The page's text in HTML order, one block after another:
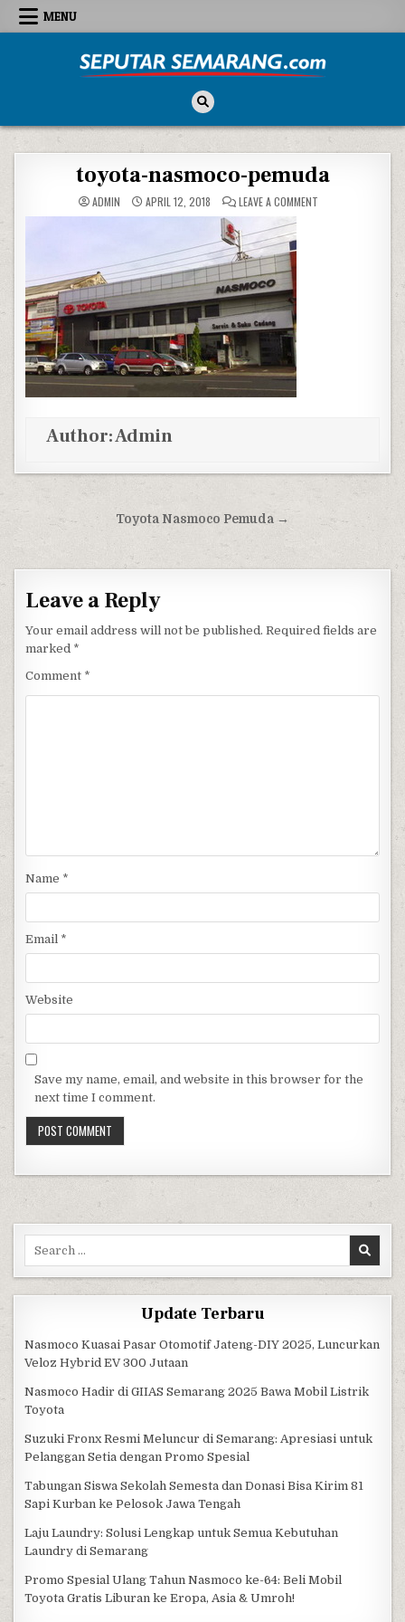
Skip to content
MENU
toyota-nasmoco-pemuda
ADMIN APRIL 12, 2018 LEAVE A COMMENTON TOYOTA-
Author:Admin
Post navigationToyota Nasmoco Pemuda →
Leave a Reply
Your email address will not be published. Required fields are
marked *
Comment *
Name *
Email *
Website
Save my name, email, and website in this browser for the
next time I comment.
Update Terbaru
Nasmoco Kuasai Pasar Otomotif Jateng-DIY 2025, Luncurkan
Veloz Hybrid EV 300 Jutaan
Nasmoco Hadir di GIIAS Semarang 2025 Bawa Mobil Listrik
Toyota
Suzuki Fronx Resmi Meluncur di Semarang: Apresiasi untuk
Pelanggan Setia dengan Promo Spesial
Tabungan Siswa Sekolah Semesta dan Donasi Bisa Kirim 81
Sapi Kurban ke Pelosok Jawa Tengah
Laju Laundry: Solusi Lengkap untuk Semua Kebutuhan
Laundry di Semarang
Promo Spesial Ulang Tahun Nasmoco ke-64: Beli Mobil
Toyota Gratis Liburan ke Eropa, Asia & Umroh!